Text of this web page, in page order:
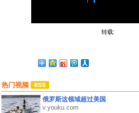
转载:
热门视频
俄罗斯这领域超过美国
v.youku.com